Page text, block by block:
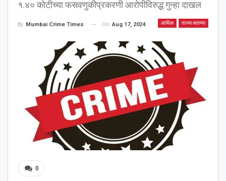
१.४० कोटीच्या फसवणुकीप्रकरणी आरोपीविरुद्ध गुन्हा दाखल
आर्थिक ताज्या बातम्या
By Mumbai Crime Times On Aug 17, 2024
0